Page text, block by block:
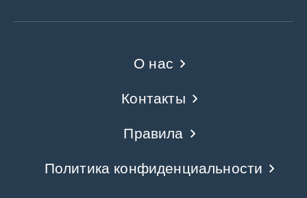
О нас
Контакты
Правила
Политика конфиденциальности